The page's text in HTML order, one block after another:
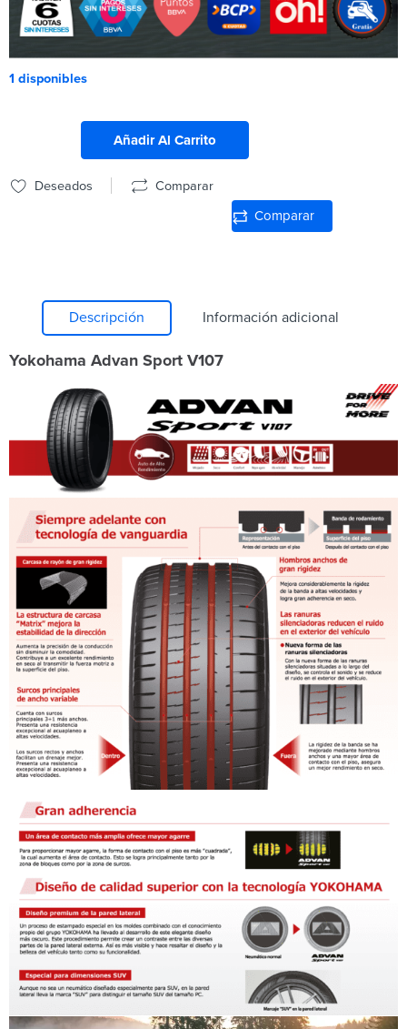
1 disponibles
Añadir Al Carrito
Deseados Comparar
Comparar
Descripción Información adicional
Yokohama Advan Sport V107